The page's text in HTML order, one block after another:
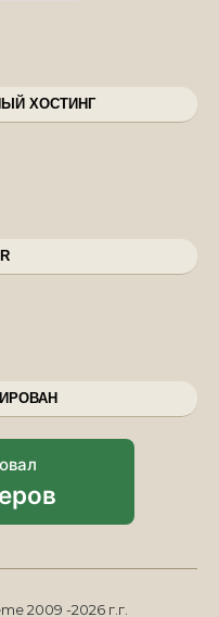
ХОСТИНГ
2009 -2026 г.г.